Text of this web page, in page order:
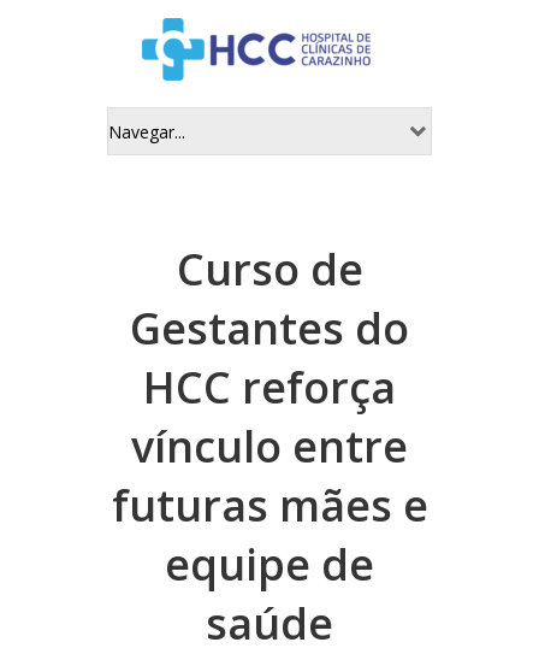
Curso de
Gestantes do
HCC reforça
vínculo entre
futuras mães e
equipe de
saúde